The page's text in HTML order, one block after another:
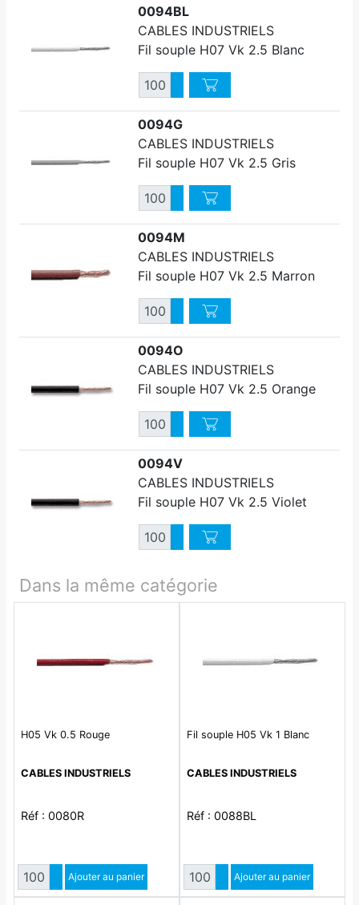
0094BL
CABLES INDUSTRIELS
Fil souple H07 Vk 2.5 Blanc
QuantitéAugmenter quantité
Diminuer quantité
0094G
CABLES INDUSTRIELS
Fil souple H07 Vk 2.5 Gris
QuantitéAugmenter quantité
Diminuer quantité
0094M
CABLES INDUSTRIELS
Fil souple H07 Vk 2.5 Marron
QuantitéAugmenter quantité
Diminuer quantité
0094O
CABLES INDUSTRIELS
Fil souple H07 Vk 2.5 Orange
QuantitéAugmenter quantité
Diminuer quantité
0094V
CABLES INDUSTRIELS
Fil souple H07 Vk 2.5 Violet
QuantitéAugmenter quantité
Diminuer quantité
Dans la même catégorie
H05 Vk 0.5 Rouge
CABLES INDUSTRIELS
Réf : 0080R
QuantitéAugmenter quantité
Diminuer quantité
Ajouter au panier
Fil souple H05 Vk 1 Blanc
CABLES INDUSTRIELS
Réf : 0088BL
QuantitéAugmenter quantité
Diminuer quantité
Ajouter au panier